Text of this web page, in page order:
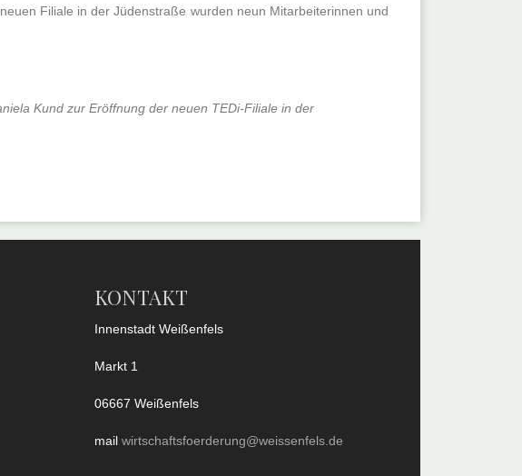
Filiale in der Jüdenstraße wurden neun Mitarbeiterinnen und
Kund zur Eröffnung der neuen TEDi-Filiale in der
KONTAKT
Innenstadt Weißenfels
Markt 1
06667 Weißenfels
mail wirtschaftsfoerderung@weissenfels.de